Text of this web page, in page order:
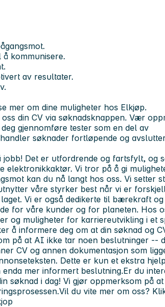
kommunisere.
av resultater.
mer om dine muligheter hos Elkjøp.
din CV via søknadsknappen. Vær
gjennomføre tester som en del av
søknader fortløpende og
Det er utfordrende og fartsfylt, og
elektronikkaktør. Vi tror på å gi
kan du nå langt hos oss. Vi setter
våre styrker best når vi er
Vi er også dedikerte til bærekraft
for våre kunder og for planeten. Hos
og muligheter for karriereutvikling i et
å informere deg om at din søknad og
på at AI ikke tar noen beslutninger --
CV og annen dokumentasjon som
Dette er kun et ekstra
mer informert beslutning.Er du
søknad i dag! Vi gjør oppmerksom på
du vite mer om oss?